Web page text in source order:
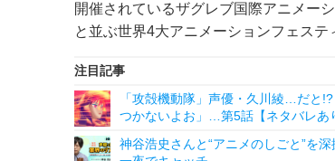
開催されているザグレブ国際アニメー
と並ぶ世界4大アニメーションフェステ
注目記事
「攻殻機動隊」声優・久川綾…だと
つかないよお」…第5話【ネタバレあ
神谷浩史さんと“アニメのしごと”を